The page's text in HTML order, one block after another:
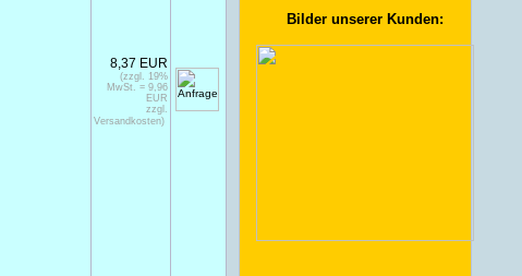
8,37 EUR
(zzgl. 19%
MwSt. = 9,96
EUR
zzgl.
Versandkosten)
Bilder unserer Kunden: